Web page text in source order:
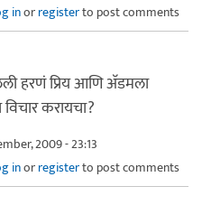
inorregisterto post comments
हरणं प्रिय आणि अ‍ॅडमला
करायचा?
2009 - 23:13
inorregisterto post comments